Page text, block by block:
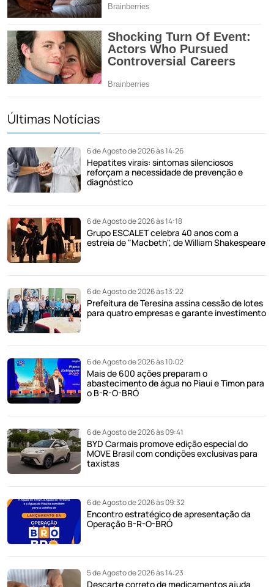
Últimas Notícias
6 de Agosto de 2026 às 14:26
Hepatites virais: sintomas silenciosos
reforçam a necessidade de prevenção e
diagnóstico
6 de Agosto de 2026 às 14:18
Grupo ESCALET celebra 40 anos com a
estreia de "Macbeth", de William Shakespeare
6 de Agosto de 2026 às 13:22
Prefeitura de Teresina assina cessão de lotes
para quatro empresas e garante investimento
6 de Agosto de 2026 às 10:02
Mais de 600 ações preparam o
abastecimento de água no Piauí e Timon para
o B-R-O-BRÓ
6 de Agosto de 2026 às 09:41
BYD Carmais promove edição especial do
MOVE Brasil com condições exclusivas para
taxistas
6 de Agosto de 2026 às 09:32
Encontro estratégico de apresentação da
Operação B-R-O-BRÓ
5 de Agosto de 2026 às 14:23
Descarte correto de medicamentos ajuda